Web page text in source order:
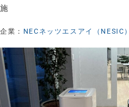
施
企業： NECネッツエスアイ（NESIC）